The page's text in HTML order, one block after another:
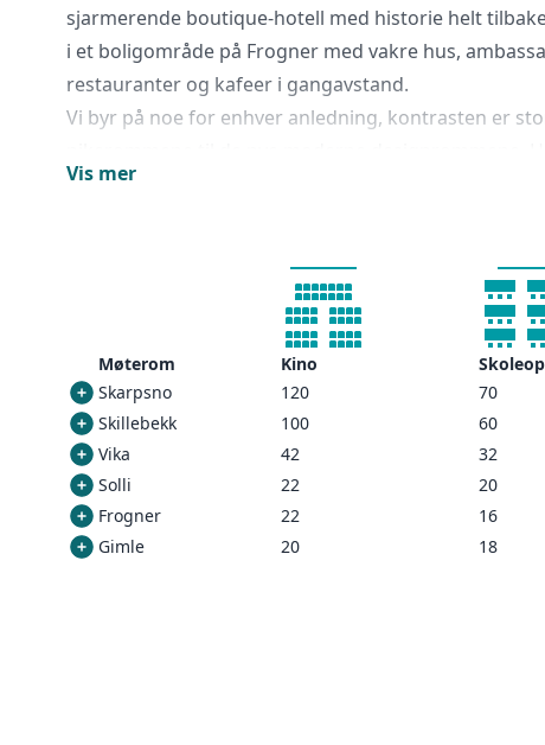
sjarmerende boutique-hotell med historie helt
i et boligområde på Frogner med vakre hus,
restauranter og kafeer i gangavstand.
Vi byr på noe for enhver anledning, kontrasten er
konferanserom er lyse og innbydende.
alltid tilgjengelig og er inkludert i romprisen.
I relaxavdelning kan du nyte stillheten i rolige
hage/terrasse er en populær plass for frokost, eller
koble av etter en travel dag med ett glass vin.
Vis mer
Møterom Kino
Skarpsno
120 70
Skillebekk
100 60
Vika
42 32
Solli
22 20
Frogner
22 16
Gimle
20 18